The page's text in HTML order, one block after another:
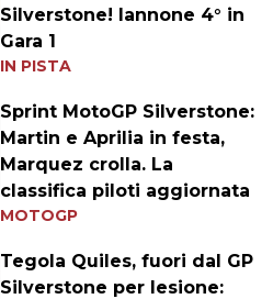
Silverstone! Iannone 4° in
Gara 1
IN PISTA
Sprint MotoGP Silverstone:
Martin e Aprilia in festa,
Marquez crolla. La
classifica piloti aggiornata
MOTOGP
Tegola Quiles, fuori dal GP
Silverstone per lesione: